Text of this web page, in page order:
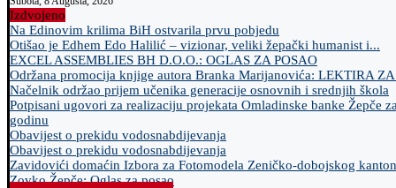
Izdvojeno
Na Edinovim krilima BiH ostvarila prvu pobjedu
Otišao je Edhem Edo Halilić – vizionar, veliki žepački humanist i...
EXCEL ASSEMBLIES BH D.O.O.: OGLAS ZA POSAO
Održana promocija knjige autora Branka Marijanovića: LEKTIRA
Načelnik održao prijem učenika generacije osnovnih i srednjih škola
Potpisani ugovori za realizaciju projekata Omladinske banke Žepče
godinu
Obavijest o prekidu vodosnabdijevanja
Obavijest o prekidu vodosnabdijevanja
Zavidovići domaćin Izbora za Fotomodela Zeničko-dobojskog
Zovko Žepče: Oglas za posao